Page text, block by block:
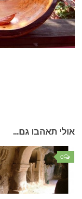
עצות סבתא
סבתא מספרת
נווה הבלוגים
אולי תאהבו גם...
0